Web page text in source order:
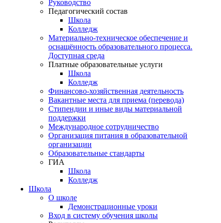
Руководство
Педагогический состав
Школа
Колледж
Материально-техническое обеспечение и
оснащённость образовательного процесса.
Доступная среда
Платные образовательные услуги
Школа
Колледж
Финансово-хозяйственная деятельность
Вакантные места для приема (перевода)
Стипендии и иные виды материальной
поддержки
Международное сотрудничество
Организация питания в образовательной
организации
Образовательные стандарты
ГИА
Школа
Колледж
Школа
О школе
Демонстрационные уроки
Вход в систему обучения школы